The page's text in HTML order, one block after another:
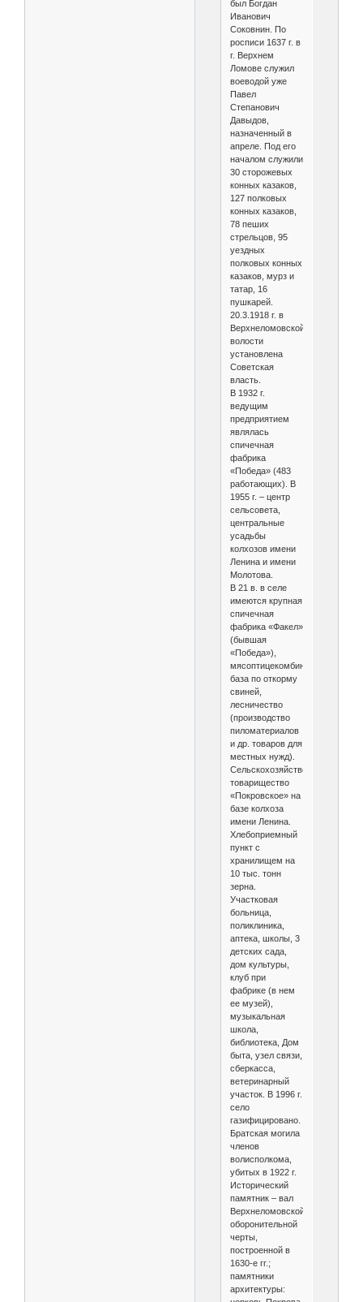
был Богдан
Иванович
Соковнин. По
росписи 1637 г. в
г. Верхнем
Ломове служил
воеводой уже
Павел
Степанович
Давыдов,
назначенный в
апреле. Под его
началом служили
30 сторожевых
конных казаков,
127 полковых
конных казаков,
78 пеших
стрельцов, 95
уездных
полковых конных
казаков, мурз и
татар, 16
пушкарей.
20.3.1918 г. в
Верхнеломовской
волости
установлена
Советская
власть.
В 1932 г.
ведущим
предприятием
являлась
спичечная
фабрика
«Победа» (483
работающих). В
1955 г. – центр
сельсовета,
центральные
усадьбы
колхозов имени
Ленина и имени
Молотова.
В 21 в. в селе
имеются крупная
спичечная
фабрика «Факел»
(бывшая
«Победа»),
мясоптицекомбинат,
база по откорму
свиней,
лесничество
(производство
пиломатериалов
и др. товаров для
местных нужд).
Сельскохозяйственное
товарищество
«Покровское» на
базе колхоза
имени Ленина.
Хлебоприемный
пункт с
хранилищем на
10 тыс. тонн
зерна.
Участковая
больница,
поликлиника,
аптека, школы, 3
детских сада,
дом культуры,
клуб при
фабрике (в нем
ее музей),
музыкальная
школа,
библиотека, Дом
быта, узел связи,
сберкасса,
ветеринарный
участок. В 1996 г.
село
газифицировано.
Братская могила
членов
волисполкома,
убитых в 1922 г.
Исторический
памятник – вал
Верхнеломовской
оборонительной
черты,
построенной в
1630-е гг.;
памятники
архитектуры: